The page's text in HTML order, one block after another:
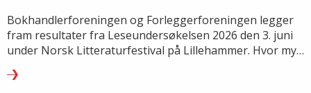
Bokhandlerforeningen og Forleggerforeningen legger
fram resultater fra Leseundersøkelsen 2026 den 3. juni
under Norsk Litteraturfestival på Lillehammer. Hvor mye
seg?